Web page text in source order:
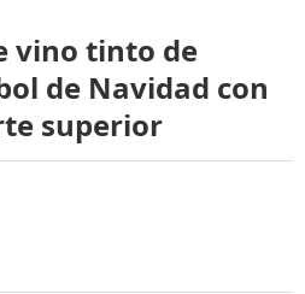
en
nieve
vino tinto de
de Navidad con
superior